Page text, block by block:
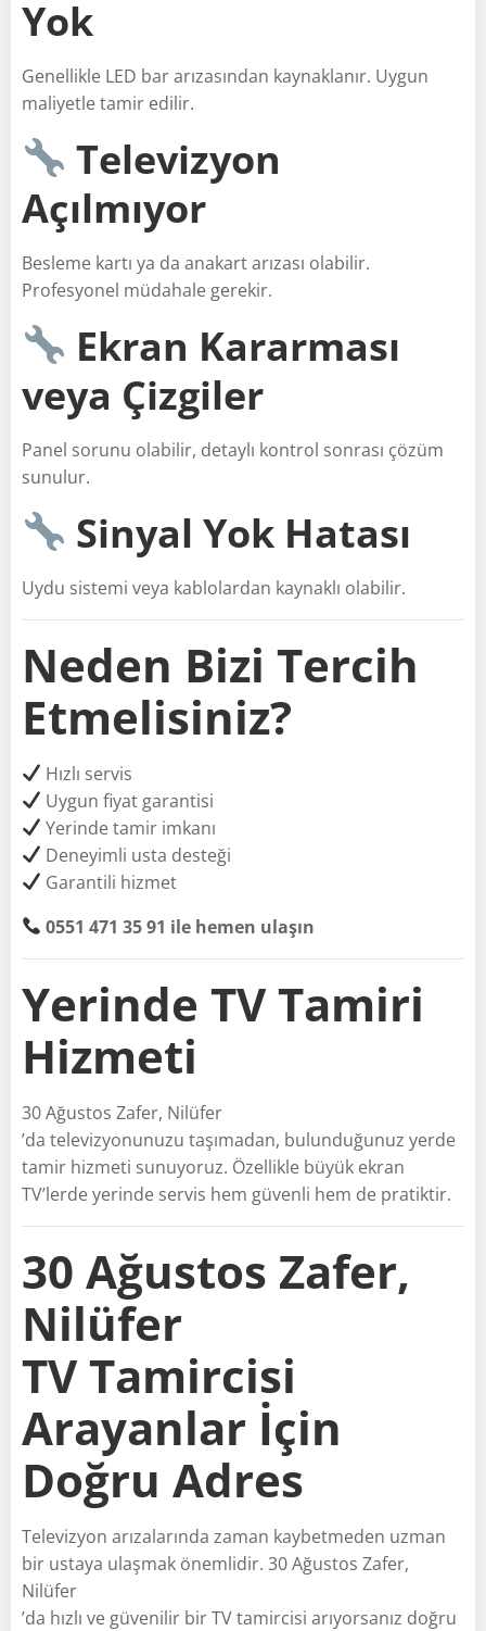
Yok
Genellikle LED bar arızasından kaynaklanır. Uygun
maliyetle tamir edilir.
Televizyon
Açılmıyor
Besleme kartı ya da anakart arızası olabilir.
Profesyonel müdahale gerekir.
Ekran Kararması
veya Çizgiler
Panel sorunu olabilir, detaylı kontrol sonrası çözüm
sunulur.
Sinyal Yok Hatası
Uydu sistemi veya kablolardan kaynaklı olabilir.
Neden Bizi Tercih
Etmelisiniz?
Hızlı servis
Uygun fiyat garantisi
Yerinde tamir imkanı
Deneyimli usta desteği
Garantili hizmet
0551 471 35 91 ile hemen ulaşın
Yerinde TV Tamiri
Hizmeti
30 Ağustos Zafer, Nilüfer
’da televizyonunuzu taşımadan, bulunduğunuz yerde
tamir hizmeti sunuyoruz. Özellikle büyük ekran
TV’lerde yerinde servis hem güvenli hem de pratiktir.
30 Ağustos Zafer,
Nilüfer
TV Tamircisi
Arayanlar İçin
Doğru Adres
Televizyon arızalarında zaman kaybetmeden uzman
bir ustaya ulaşmak önemlidir. 30 Ağustos Zafer,
Nilüfer
’da hızlı ve güvenilir bir TV tamircisi arıyorsanız doğru